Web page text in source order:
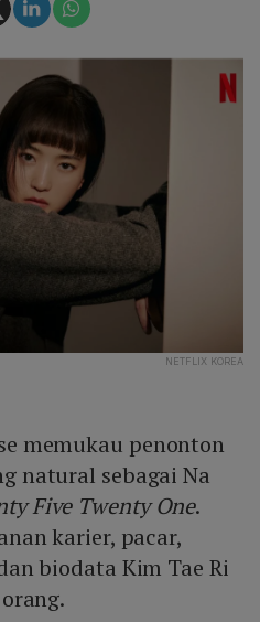
NETFLIX KOREA
memukau penonton
natural sebagai Na
Five Twenty One.
karier, pacar,
biodata Kim Tae Ri